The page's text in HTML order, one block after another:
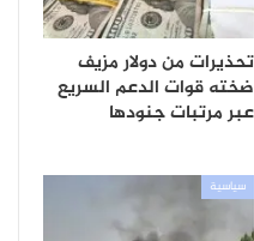
تحذيرات من دولار مزيف
ضخته قوات الدعم السريع
عبر مرتبات جنودها
سياسية